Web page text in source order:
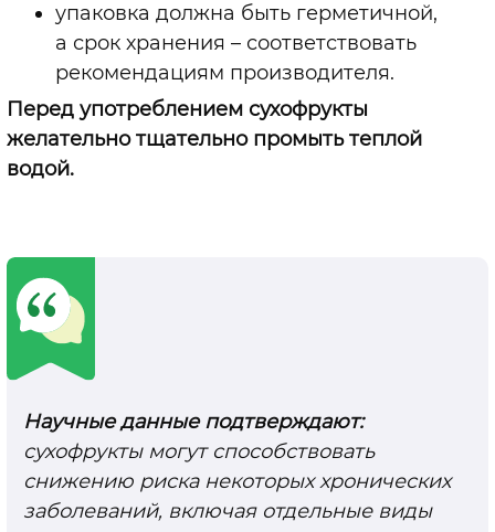
упаковка должна быть герметичной,
а срок хранения – соответствовать
рекомендациям производителя.
Перед употреблением сухофрукты
желательно тщательно промыть теплой
водой.
Научные данные подтверждают:
сухофрукты могут способствовать
снижению риска некоторых хронических
заболеваний, включая отдельные виды